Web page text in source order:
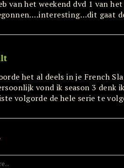
van het weekend dvd 1 van
gaat
het al deels in je French
vond ik season 3 denk
volgorde de hele serie te